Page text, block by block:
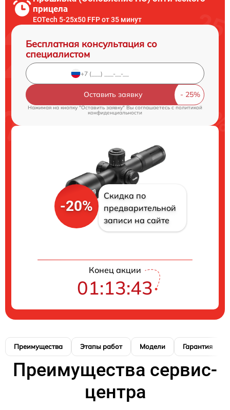
прицела
EOTech 5-25x50 FFP от 35 минут
Бесплатная консультация со
специалистом
Оставить заявку
Нажимая на кнопку "Оставить заявку" Вы соглашаетесь cполитикой
конфиденциальности
-20%
Скидка по
предварительной
записи на сайте
Конец акции
01:13:42
Преимущества Этапы работ Модели Гарантия
Преимущества сервис-
центра